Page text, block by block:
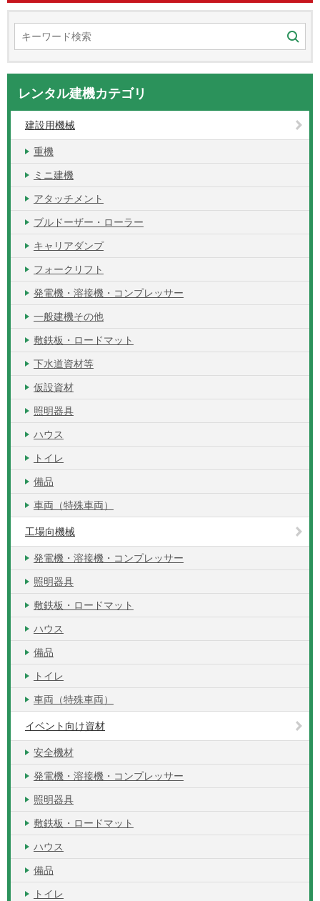
レンタル建機カテゴリ
建設用機械
重機
ミニ建機
アタッチメント
ブルドーザー・ローラー
キャリアダンプ
フォークリフト
発電機・溶接機・コンプレッサー
一般建機その他
敷鉄板・ロードマット
下水道資材等
仮設資材
照明器具
ハウス
トイレ
備品
車両（特殊車両）
工場向機械
発電機・溶接機・コンプレッサー
照明器具
敷鉄板・ロードマット
ハウス
備品
トイレ
車両（特殊車両）
イベント向け資材
安全機材
発電機・溶接機・コンプレッサー
照明器具
敷鉄板・ロードマット
ハウス
備品
トイレ